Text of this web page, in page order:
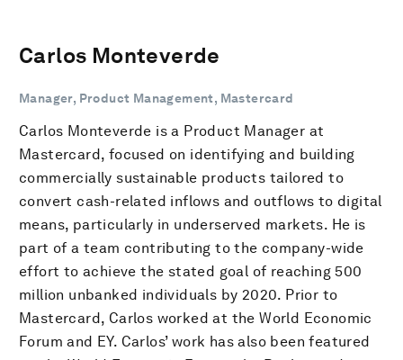
Carlos Monteverde
Manager, Product Management, Mastercard
Carlos Monteverde is a Product Manager at
Mastercard, focused on identifying and building
commercially sustainable products tailored to
convert cash-related inflows and outflows to digital
means, particularly in underserved markets. He is
part of a team contributing to the company-wide
effort to achieve the stated goal of reaching 500
million unbanked individuals by 2020. Prior to
Mastercard, Carlos worked at the World Economic
Forum and EY. Carlos’ work has also been featured